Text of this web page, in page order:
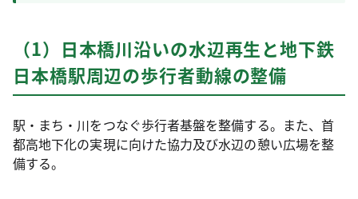
（1）日本橋川沿いの水辺再生と地下鉄
日本橋駅周辺の歩行者動線の整備
駅・まち・川をつなぐ歩行者基盤を整備する。また、首
都高地下化の実現に向けた協力及び水辺の憩い広場を整
備する。